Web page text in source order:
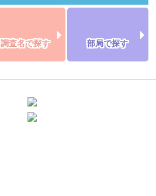
調査名で探す 部局で探す